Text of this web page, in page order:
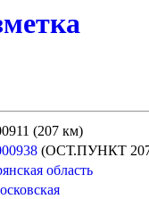
(207 км)
(ОСТ.ПУНКТ
область